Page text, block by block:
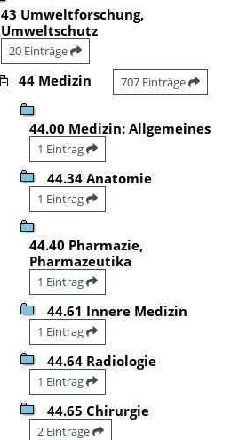
43 Umweltforschung,
Umweltschutz
20 Einträge
44 Medizin 707 Einträge
44.00 Medizin: Allgemeines
1 Eintrag
44.34 Anatomie
1 Eintrag
44.40 Pharmazie,
Pharmazeutika
1 Eintrag
44.61 Innere Medizin
1 Eintrag
44.64 Radiologie
1 Eintrag
44.65 Chirurgie
2 Einträge